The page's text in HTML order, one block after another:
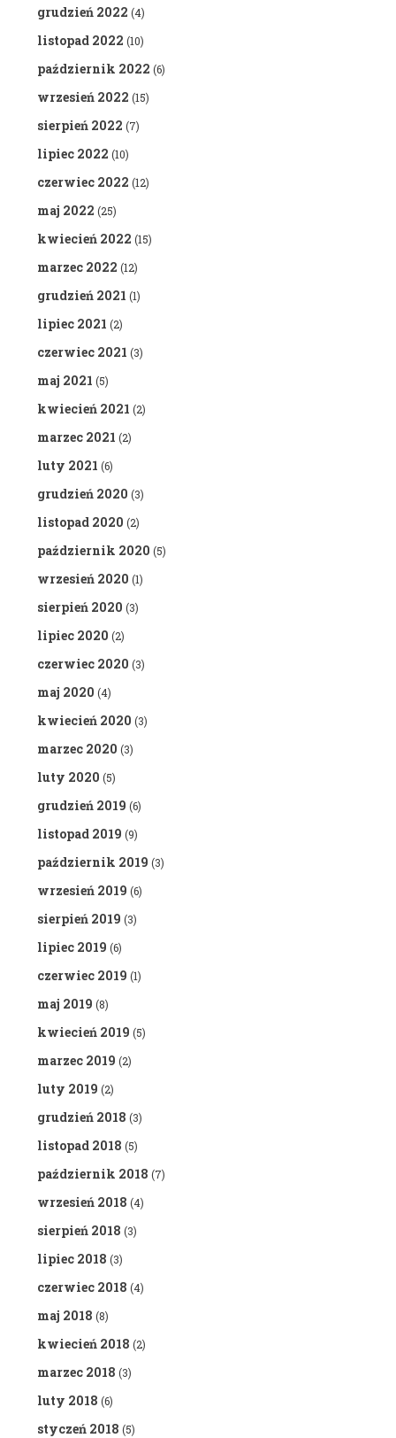
grudzień 2022 (4)
listopad 2022 (10)
październik 2022 (6)
wrzesień 2022 (15)
sierpień 2022 (7)
lipiec 2022 (10)
czerwiec 2022 (12)
maj 2022 (25)
kwiecień 2022 (15)
marzec 2022 (12)
grudzień 2021 (1)
lipiec 2021 (2)
czerwiec 2021 (3)
maj 2021 (5)
kwiecień 2021 (2)
marzec 2021 (2)
luty 2021 (6)
grudzień 2020 (3)
listopad 2020 (2)
październik 2020 (5)
wrzesień 2020 (1)
sierpień 2020 (3)
lipiec 2020 (2)
czerwiec 2020 (3)
maj 2020 (4)
kwiecień 2020 (3)
marzec 2020 (3)
luty 2020 (5)
grudzień 2019 (6)
listopad 2019 (9)
październik 2019 (3)
wrzesień 2019 (6)
sierpień 2019 (3)
lipiec 2019 (6)
czerwiec 2019 (1)
maj 2019 (8)
kwiecień 2019 (5)
marzec 2019 (2)
luty 2019 (2)
grudzień 2018 (3)
listopad 2018 (5)
październik 2018 (7)
wrzesień 2018 (4)
sierpień 2018 (3)
lipiec 2018 (3)
czerwiec 2018 (4)
maj 2018 (8)
kwiecień 2018 (2)
marzec 2018 (3)
luty 2018 (6)
styczeń 2018 (5)